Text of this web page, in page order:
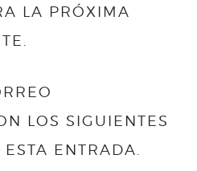
LA PRÓXIMA
LOS SIGUIENTES
ENTRADA.